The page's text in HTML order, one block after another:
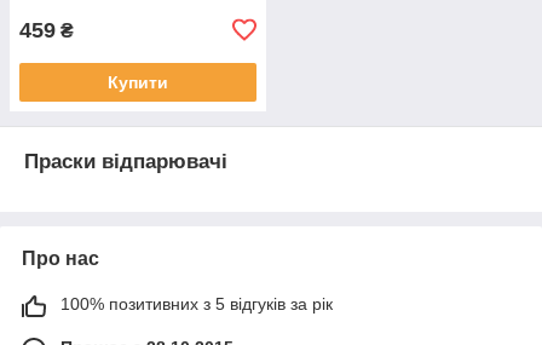
459 ₴
Купити
Праски відпарювачі
Про нас
100% позитивних з 5 відгуків за рік